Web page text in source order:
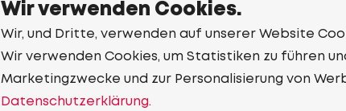
Wir verwenden Cookies.
Wir, und Dritte, verwenden auf unserer Website
Wir verwenden Cookies, um Statistiken zu führen
Marketingzwecke und zur Personalisierung von
Datenschutzerklärung.